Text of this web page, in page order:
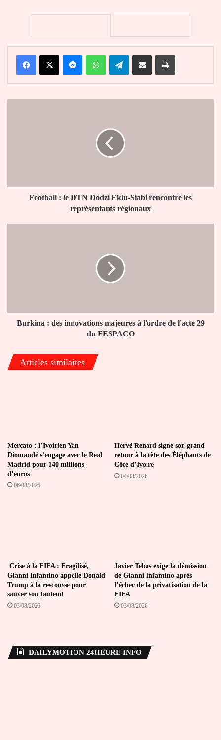
FacebookX MessengerWhatsAppTelegramPartager par email Imprimer
les
représentantsFootball : le DTN Dodzi Eklu-Siabi rencontre les
représentants régionaux
l'acte
Burkina : des innovations majeures à l'ordre de l'acte 29
du FESPACO
Articles similaires
Mercato : l’Ivoirien Yan
Diomandé s’engage avec le Real
Madrid pour 140 millions
d’euros
06/08/2026
Hervé Renard signe son grand
retour à la tête des Éléphants de
Côte d’Ivoire
04/08/2026
Crise à la FIFA : Fragilisé,
Gianni Infantino appelle Donald
Trump à la rescousse pour
sauver son fauteuil
03/08/2026
Javier Tebas exige la démission
de Gianni Infantino après
l’échec de la privatisation de la
FIFA
03/08/2026
DAILYMOTION 24HEURE INFO